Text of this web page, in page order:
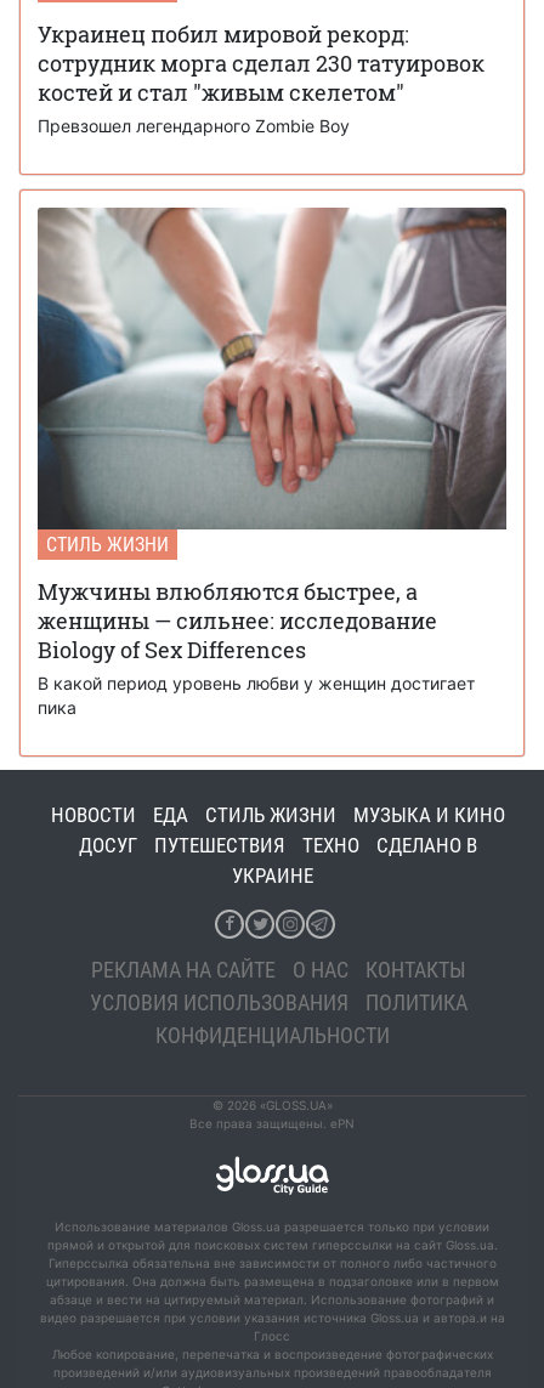
Украинец побил мировой рекорд:
сотрудник морга сделал 230 татуировок
костей и стал "живым скелетом"
Превзошел легендарного Zombie Boy
СТИЛЬ ЖИЗНИ
Мужчины влюбляются быстрее, а
женщины — сильнее: исследование
Biology of Sex Differences
В какой период уровень любви у женщин достигает
пика
НОВОСТИ ЕДА СТИЛЬ ЖИЗНИ
МУЗЫКА И КИНО
ДОСУГ
ПУТЕШЕСТВИЯ ТЕХНО
СДЕЛАНО В
УКРАИНЕ
РЕКЛАМА НА САЙТЕ О НАС
КОНТАКТЫ
УСЛОВИЯ ИСПОЛЬЗОВАНИЯ
ПОЛИТИКА
КОНФИДЕНЦИАЛЬНОСТИ
© 2026 «GLOSS.UA»
Все права защищены. ePN
Использование материалов Gloss.ua разрешается только при условии
прямой и открытой для поисковых систем гиперссылки на сайт Gloss.ua.
Гиперссылка обязательна вне зависимости от полного либо частичного
цитирования. Она должна быть размещена в подзаголовке или в первом
абзаце и вести на цитируемый материал. Использование фотографий и
видео разрешается при условии указания источника Gloss.ua и автора.и на
Глосс
Любое копирование, перепечатка и воспроизведение фотографических
произведений и/или аудиовизуальных произведений правообладателя